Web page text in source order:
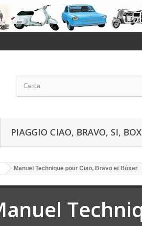
PIAGGIO CIAO, BRAVO, SI,
Manuel Technique pour Ciao, Bravo et Boxer